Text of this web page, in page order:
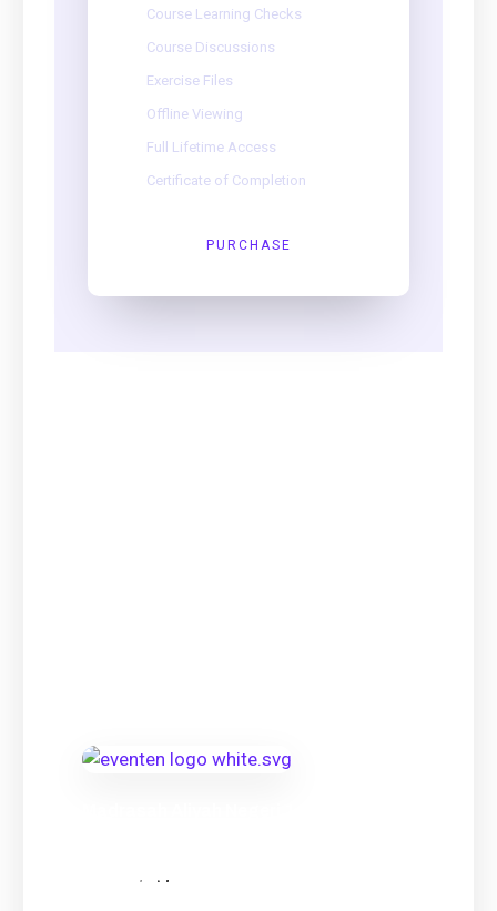
Course Learning Checks
Course Discussions
Exercise Files
Offline Viewing
Full Lifetime Access
Certificate of Completion
PURCHASE